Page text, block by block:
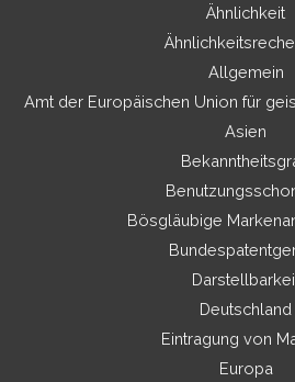
Ähnlichkeit
Allgemein
Amt der Europäischen Union für
Asien
Bösgläubige
Deutschland
Eintragung von
Europa